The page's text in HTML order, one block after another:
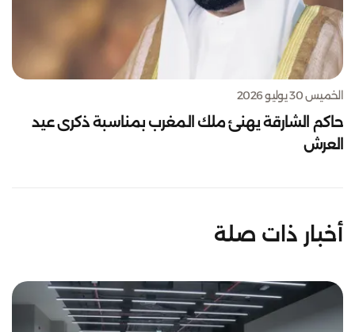
الخميس 30 يوليو 2026
حاكم الشارقة يهنئ ملك المغرب بمناسبة ذكرى عيد
العرش
أخبار ذات صلة